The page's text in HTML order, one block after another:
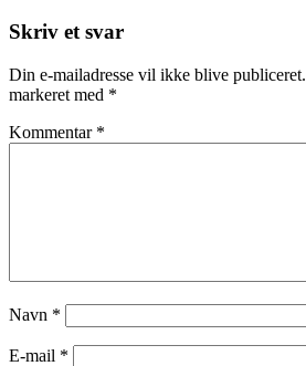
Skriv et svar
Din e-mailadresse vil ikke blive publiceret.
markeret med *
Kommentar *
Navn *
E-mail *